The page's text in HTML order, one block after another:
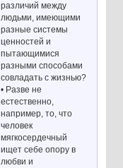
различий между
людьми, имеющими
разные системы
ценностей и
пытающимися
разными способами
совладать с жизнью?
• Разве не
естественно,
например, то, что
человек
мягкосердечный
ищет себе опору в
любви и